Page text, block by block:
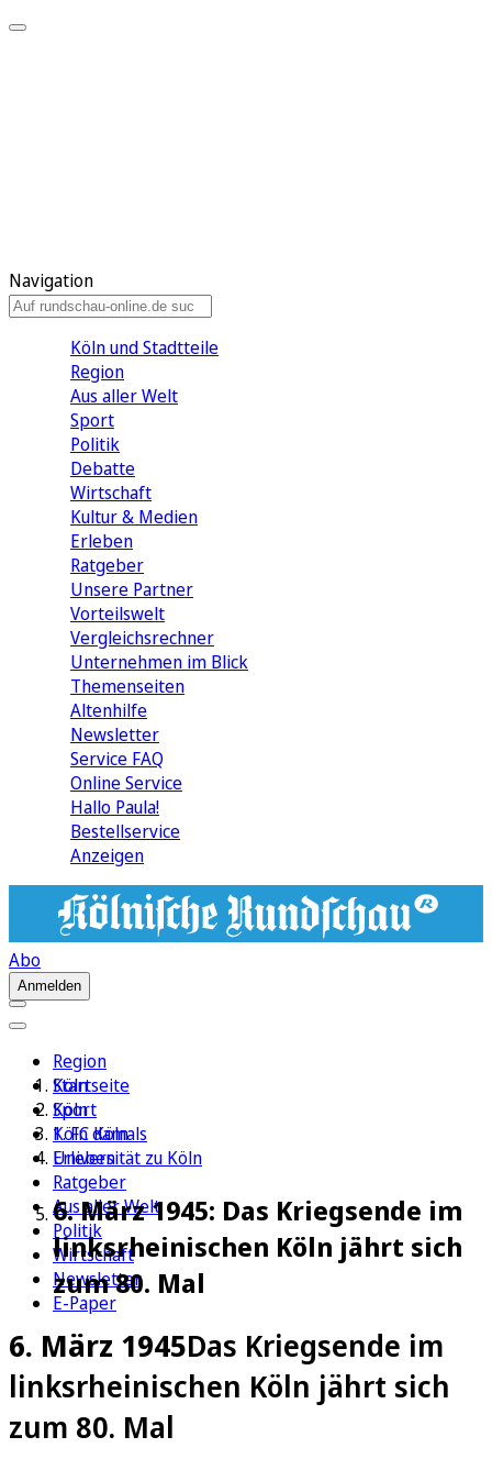
Navigation
Köln und Stadtteile
Region
Aus aller Welt
Sport
Politik
Debatte
Wirtschaft
Kultur & Medien
Erleben
Ratgeber
Unsere Partner
Vorteilswelt
Vergleichsrechner
Unternehmen im Blick
Themenseiten
Altenhilfe
Newsletter
Service FAQ
Online Service
Hallo Paula!
Bestellservice
Anzeigen
Abo
Anmelden
Region
Köln
Sport
1. FC Köln
Erleben
Ratgeber
Aus aller Welt
Politik
Wirtschaft
Newsletter
E-Paper
Startseite
Köln
Köln damals
Universität zu Köln
6. März 1945: Das Kriegsende im
linksrheinischen Köln jährt sich
zum 80. Mal
6. März 1945Das Kriegsende im
linksrheinischen Köln jährt sich
zum 80. Mal